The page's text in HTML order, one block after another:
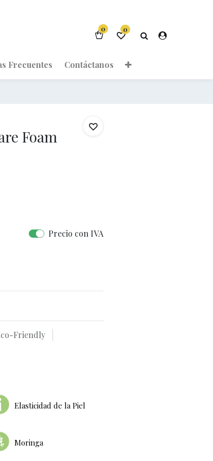
0 0
Frecuentes Contáctanos
Foam
Precio con IVA
Friendly
Elasticidad de la Piel
Moringa